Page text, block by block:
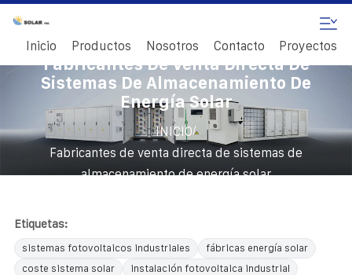
Inicio Productos Nosotros Contacto Proyectos
Fabricantes De Venta Directa De
Sistemas De Almacenamiento De
Energía Solar
INICIO/
Fabricantes de venta directa de sistemas de
almacenamiento de energía solar
Etiquetas:
sistemas fotovoltaicos industriales
fábricas energía solar
coste sistema solar
instalación fotovoltaica industrial